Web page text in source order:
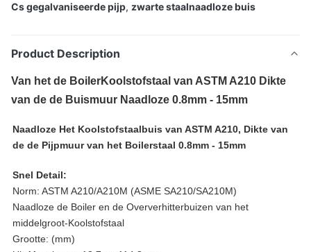
Cs gegalvaniseerde pijp, zwarte staalnaadloze buis
Product Description
Van het de BoilerKoolstofstaal van ASTM A210 Dikte
van de de Buismuur Naadloze 0.8mm - 15mm
Naadloze Het Koolstofstaalbuis van ASTM A210, Dikte van
de de Pijpmuur van het Boilerstaal 0.8mm - 15mm
Snel Detail:
Norm: ASTM A210/A210M (ASME SA210/SA210M)
Naadloze de Boiler en de Oververhitterbuizen van het
middelgroot-Koolstofstaal
Grootte: (mm)